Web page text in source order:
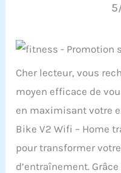
Cher lecteur, vous
moyen efficace de
en maximisant votre
Bike V2 Wifi – Home
pour transformer
d’entraînement.